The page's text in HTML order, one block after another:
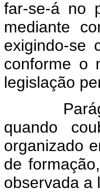
far-se-á no
mediante
exigindo-se
conforme o
legislação
quando
organizado
de
observada a